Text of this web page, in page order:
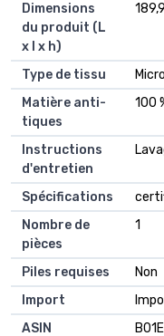
Dimensions
du produit (L
x l x h)
Type de tissu
Matière anti-
tiques
‎100
Instructions
d'entretien
Spécifications
Nombre de
pièces
‎1
Piles requises
‎Non
Import
ASIN